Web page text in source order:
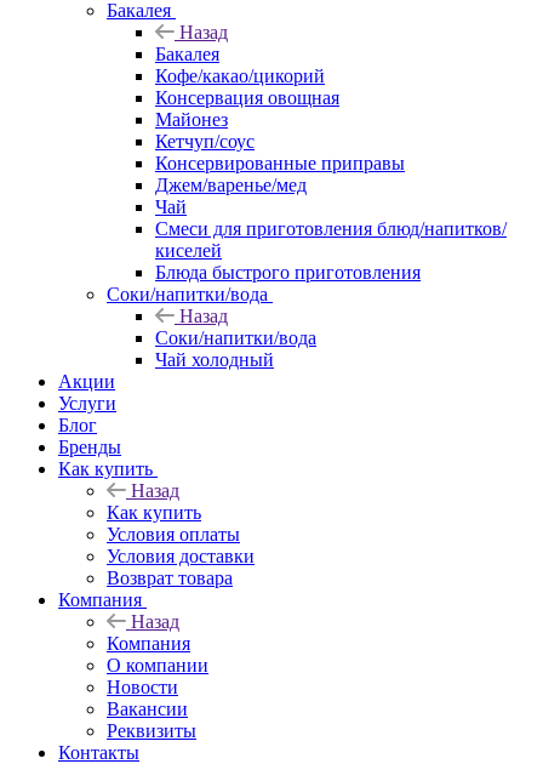
Бакалея
Назад
Бакалея
Кофе/какао/цикорий
Консервация овощная
Майонез
Кетчуп/соус
Консервированные приправы
Джем/варенье/мед
Чай
Смеси для приготовления блюд/напитков/
киселей
Блюда быстрого приготовления
Соки/напитки/вода
Назад
Соки/напитки/вода
Чай холодный
Акции
Услуги
Блог
Бренды
Как купить
Назад
Как купить
Условия оплаты
Условия доставки
Возврат товара
Компания
Назад
Компания
О компании
Новости
Вакансии
Реквизиты
Контакты